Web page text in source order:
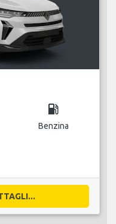
local_gas_station
Benzina